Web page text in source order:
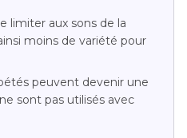
limiter aux sons de la
moins de variété pour
peuvent devenir une
sont pas utilisés avec